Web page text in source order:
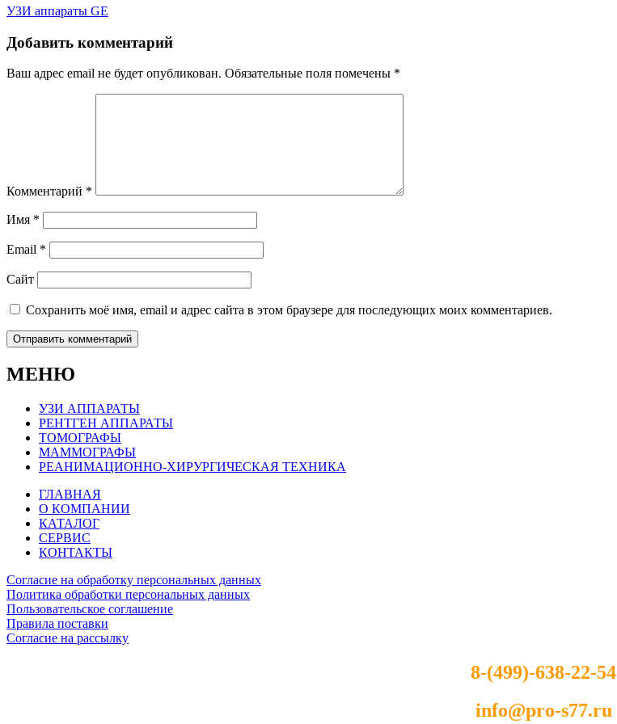
Навигация
по
записям
УЗИ аппараты GE
Добавить комментарий
Ваш адрес email не будет опубликован. Обязательные поля помечены *
Комментарий *
Имя *
Email *
Сайт
Сохранить моё имя, email и адрес сайта в этом браузере для последующих моих комментариев.
МЕНЮ
УЗИ АППАРАТЫ
РЕНТГЕН АППАРАТЫ
ТОМОГРАФЫ
МАММОГРАФЫ
РЕАНИМАЦИОННО-ХИРУРГИЧЕСКАЯ ТЕХНИКА
ГЛАВНАЯ
О КОМПАНИИ
КАТАЛОГ
СЕРВИС
КОНТАКТЫ
Согласие на обработку персональных данных
Политика обработки персональных данных
Пользовательское соглашение
Правила поставки
Согласие на рассылку
8-(499)-638-22-54
info@pro-s77.ru